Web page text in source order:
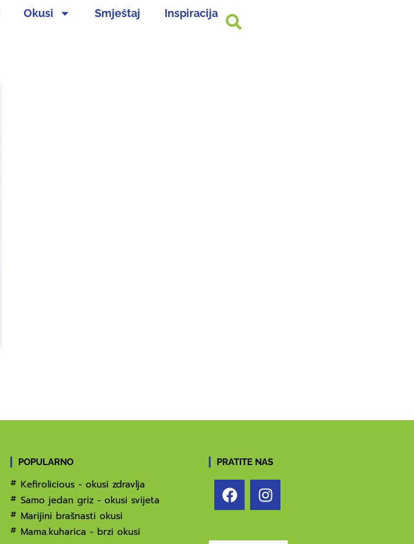
Okusi Smještaj Inspiracija
POPULARNO
Kefirolicious - okusi zdravlja
Samo jedan griz - okusi svijeta
Marijini brašnasti okusi
Mama.kuharica - brzi okusi
PRATITE NAS